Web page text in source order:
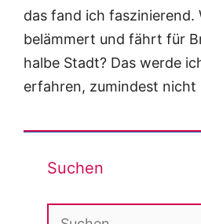
das fand ich faszinierend.
belämmert und fährt für
halbe Stadt? Das werde
erfahren, zumindest
Suchen
Suchen